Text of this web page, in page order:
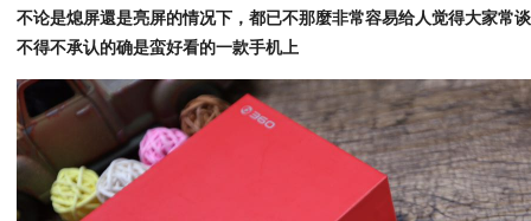
不论是熄屏還是亮屏的情况下，都已不那麼非常容易给人觉得大家常
不得不承认的确是蛮好看的一款手机上